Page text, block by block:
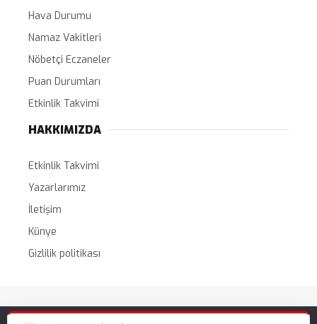
Hava Durumu
Namaz Vakitleri
Nöbetçi Eczaneler
Puan Durumları
Etkinlik Takvimi
HAKKIMIZDA
Etkinlik Takvimi
Yazarlarımız
İletişim
Künye
Gizlilik politikası
Tüm Hakları Saklıdır. |WordPress Haber Teması